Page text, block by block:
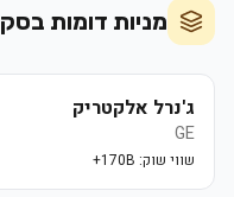
מניות דומות
ג'נרל אלקטריק
GE
שווי שוק: 170B+